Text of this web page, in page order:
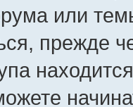
или
прежде